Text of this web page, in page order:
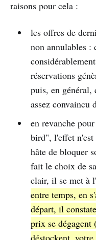
raisons pour cela :
les offres de
non annulables :
réservations
puis, en général,
assez convaincu
en revanche
bird", l'effet n'est
hâte de bloquer
fait le choix de
clair, il se met à
entre temps, en
départ, il
prix se dégagent